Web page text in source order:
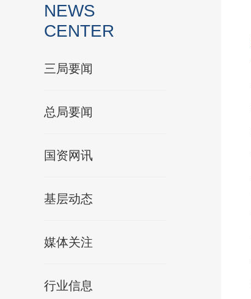
NEWS
CENTER
三局要闻
总局要闻
国资网讯
基层动态
媒体关注
行业信息